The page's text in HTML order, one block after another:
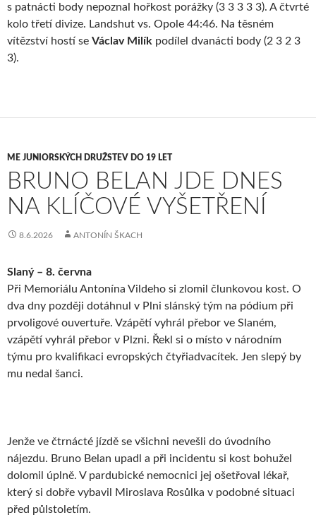
s patnácti body nepoznal hořkost porážky (3 3 3 3 3). A čtvrté
kolo třetí divize. Landshut vs. Opole 44:46. Na těsném
vítězství hostí se Václav Milík podílel dvanácti body (2 3 2 3
3).
ME JUNIORSKÝCH DRUŽSTEV DO 19 LET
BRUNO BELAN JDE DNES
NA KLÍČOVÉ VYŠETŘENÍ
8.6.2026 ANTONÍN ŠKACH
Slaný – 8. června
Při Memoriálu Antonína Vildeho si zlomil člunkovou kost. O
dva dny později dotáhnul v Plni slánský tým na pódium při
prvoligové ouvertuře. Vzápětí vyhrál přebor ve Slaném,
vzápětí vyhrál přebor v Plzni. Řekl si o místo v národním
týmu pro kvalifikaci evropských čtyřiadvacítek. Jen slepý by
mu nedal šanci.
Jenže ve čtrnácté jízdě se všichni nevešli do úvodního
nájezdu. Bruno Belan upadl a při incidentu si kost bohužel
dolomil úplně. V pardubické nemocnici jej ošetřoval lékař,
který si dobře vybavil Miroslava Rosůlka v podobné situaci
před půlstoletím.